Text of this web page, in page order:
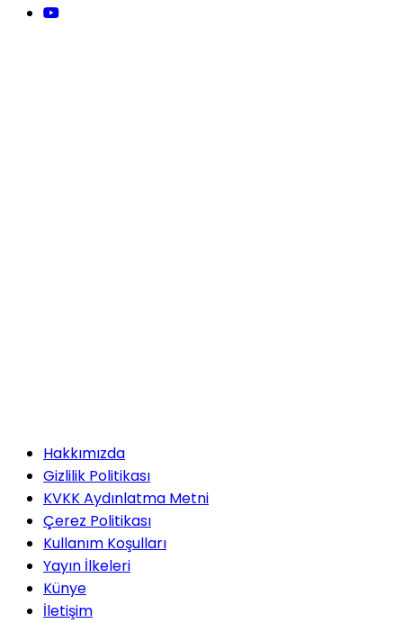
Hakkımızda
Gizlilik Politikası
KVKK Aydınlatma Metni
Çerez Politikası
Kullanım Koşulları
Yayın İlkeleri
Künye
İletişim